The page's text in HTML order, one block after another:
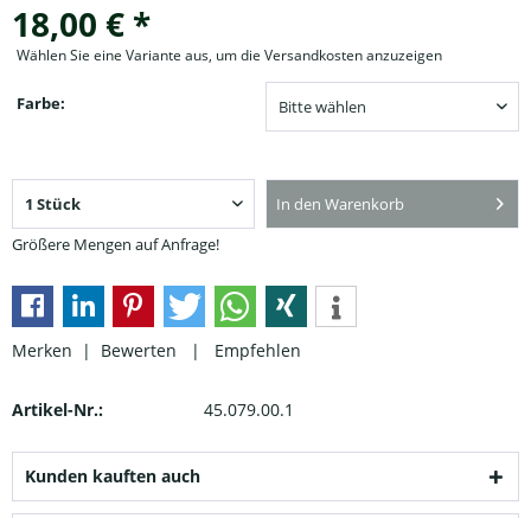
18,00 € *
Wählen Sie eine Variante aus, um die Versandkosten anzuzeigen
Farbe:
Größere Mengen auf Anfrage!
In den Warenkorb
Merken | Bewerten | Empfehlen
Artikel-Nr.: 45.079.00.1
Kunden kauften auch